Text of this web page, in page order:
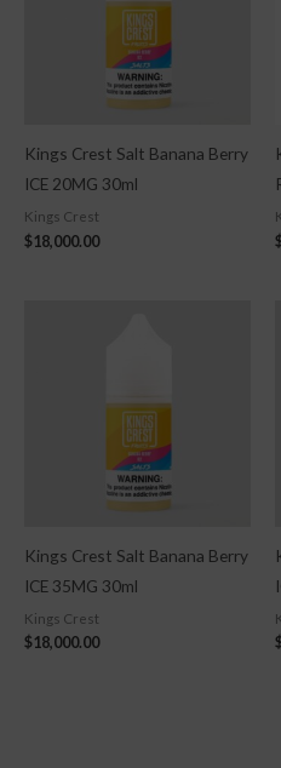
Kings Crest Salt Banana Berry
ICE 20MG 30ml
Kings Crest
$18,000.00
Kings Crest Salt Banana Berry
ICE 35MG 30ml
Kings Crest
$18,000.00